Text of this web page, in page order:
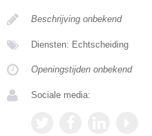
Beschrijving onbekend
Diensten: Echtscheiding
Openingstijden onbekend
Sociale media: